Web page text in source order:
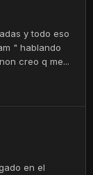
y todo eso
" hablando
creo q me...
en el